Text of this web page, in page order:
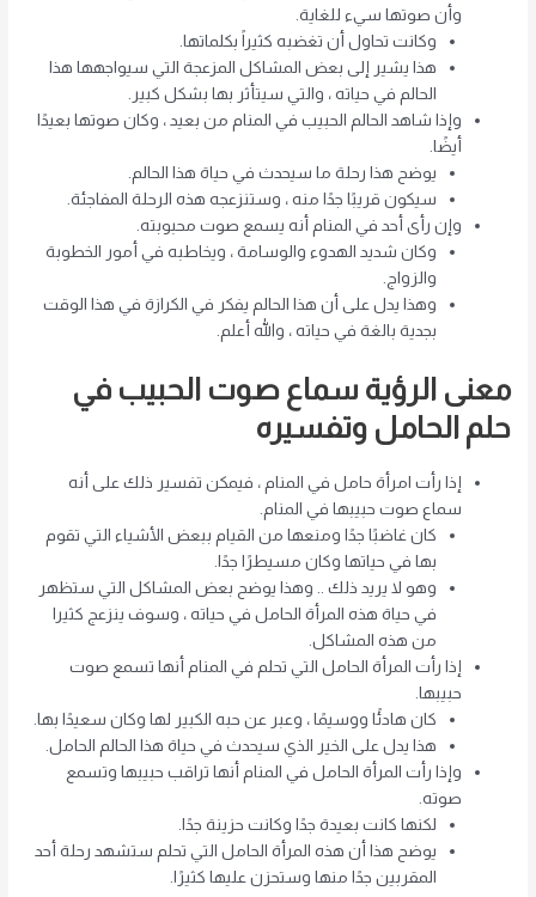
وأن صوتها سيء للغاية.
وكانت تحاول أن تغضبه كثيراً بكلماتها.
هذا يشير إلى بعض المشاكل المزعجة التي سيواجهها هذا
الحالم في حياته ، والتي سيتأثر بها بشكل كبير.
وإذا شاهد الحالم الحبيب في المنام من بعيد ، وكان صوتها بعيدًا
أيضًا.
يوضح هذا رحلة ما سيحدث في حياة هذا الحالم.
سيكون قريبًا جدًا منه ، وستنزعجه هذه الرحلة المفاجئة.
وإن رأى أحد في المنام أنه يسمع صوت محبوبته.
وكان شديد الهدوء والوسامة ، ويخاطبه في أمور الخطوبة
والزواج.
وهذا يدل على أن هذا الحالم يفكر في الكرازة في هذا الوقت
بجدية بالغة في حياته ، والله أعلم.
معنى الرؤية سماع صوت الحبيب في
حلم الحامل وتفسيره
إذا رأت امرأة حامل في المنام ، فيمكن تفسير ذلك على أنه
سماع صوت حبيبها في المنام.
كان غاضبًا جدًا ومنعها من القيام ببعض الأشياء التي تقوم
بها في حياتها وكان مسيطرًا جدًا.
وهو لا يريد ذلك .. وهذا يوضح بعض المشاكل التي ستظهر
في حياة هذه المرأة الحامل في حياته ، وسوف ينزعج كثيرا
من هذه المشاكل.
إذا رأت المرأة الحامل التي تحلم في المنام أنها تسمع صوت
حبيبها.
كان هادئًا ووسيمًا ، وعبر عن حبه الكبير لها وكان سعيدًا بها.
هذا يدل على الخير الذي سيحدث في حياة هذا الحالم الحامل.
وإذا رأت المرأة الحامل في المنام أنها تراقب حبيبها وتسمع
صوته.
لكنها كانت بعيدة جدًا وكانت حزينة جدًا.
يوضح هذا أن هذه المرأة الحامل التي تحلم ستشهد رحلة أحد
المقربين جدًا منها وستحزن عليها كثيرًا.